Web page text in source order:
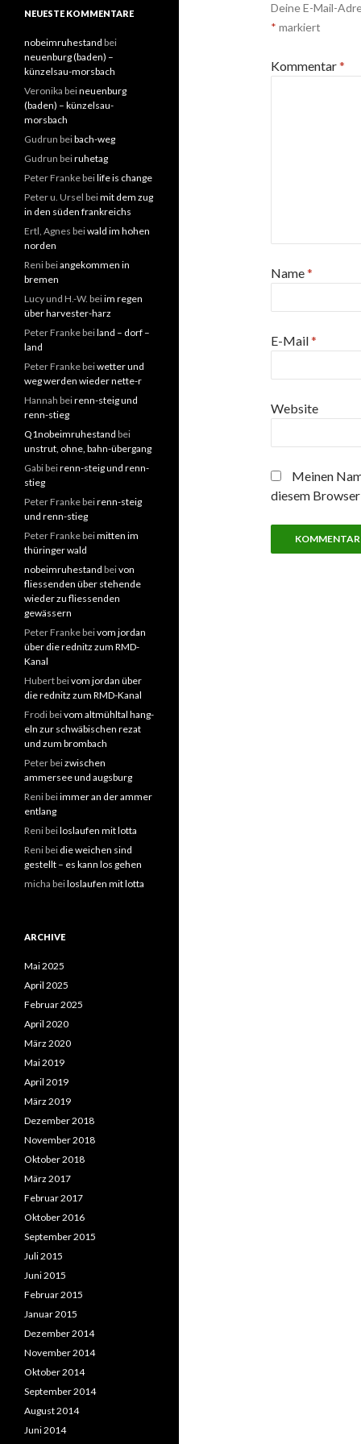
Deine E-Mail-
* markiert
Kommentar*
Name*
E-Mail*
Website
Meinen
diesem
NEUESTE KOMMENTARE
nobeimruhestand bei
neuenburg (baden) –
künzelsau-morsbach
Veronika beineuenburg
(baden) – künzelsau-
morsbach
Gudrun beibach-weg
Gudrun beiruhetag
Peter Frankebeilife is change
Peter u. Ursel beimit dem zug
in den süden frankreichs
Ertl, Agnes beiwald im hohen
norden
Renibeiangekommen in
bremen
Lucy und H.-W. beiim regen
über harvester-harz
Peter Frankebeiland – dorf –
land
Peter Frankebeiwetter und
weg werden wieder nette-r
Hannah beirenn-steig und
renn-stieg
Q1nobeimruhestand bei
unstrut, ohne, bahn-übergang
Gabibeirenn-steig und renn-
stieg
Peter Frankebeirenn-steig
und renn-stieg
Peter Frankebeimitten im
thüringer wald
nobeimruhestand beivon
fliessenden über stehende
wieder zu fliessenden
gewässern
Peter Frankebeivom jordan
über die rednitz zum RMD-
Kanal
Hubertbeivom jordan über
die rednitz zum RMD-Kanal
Frodibeivom altmühltal hang-
eln zur schwäbischen rezat
und zum brombach
Peterbeizwischen
ammersee und augsburg
Renibeiimmer an der ammer
entlang
Renibeiloslaufen mit lotta
Renibei die weichen sind
gestellt – es kann los gehen
micha beiloslaufen mit lotta
ARCHIVE
Mai 2025
April 2025
Februar 2025
April 2020
März 2020
Mai 2019
April 2019
März 2019
Dezember 2018
November 2018
Oktober 2018
März 2017
Februar 2017
Oktober 2016
September 2015
Juli 2015
Juni 2015
Februar 2015
Januar 2015
Dezember 2014
November 2014
Oktober 2014
September 2014
August 2014
Juni 2014